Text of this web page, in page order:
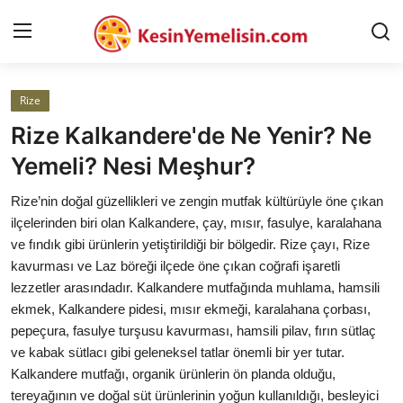
AnaSayfa
Gizlilik Sözleşmesi
Rüya Tabirleri
Diyet & Sağlıklı Beslenme
İletişim
Şehirler
Helal Gıda & Dini Hükümler
Gıda Güvenliği & Bilimi
Rize
Rize Kalkandere'de Ne Yenir? Ne
Yemeli? Nesi Meşhur?
Rize’nin doğal güzellikleri ve zengin mutfak kültürüyle öne çıkan
ilçelerinden biri olan Kalkandere, çay, mısır, fasulye, karalahana
ve fındık gibi ürünlerin yetiştirildiği bir bölgedir. Rize çayı, Rize
kavurması ve Laz böreği ilçede öne çıkan coğrafi işaretli
lezzetler arasındadır. Kalkandere mutfağında muhlama, hamsili
ekmek, Kalkandere pidesi, mısır ekmeği, karalahana çorbası,
pepeçura, fasulye turşusu kavurması, hamsili pilav, fırın sütlaç
ve kabak sütlacı gibi geleneksel tatlar önemli bir yer tutar.
Kalkandere mutfağı, organik ürünlerin ön planda olduğu,
tereyağının ve doğal süt ürünlerinin yoğun kullanıldığı, besleyici